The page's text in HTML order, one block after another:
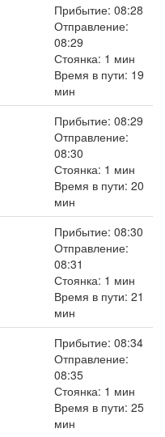
Прибытие: 08:28
Отправление:
08:29
Стоянка: 1 мин
Время в пути: 19
мин
Прибытие: 08:29
Отправление:
08:30
Стоянка: 1 мин
Время в пути: 20
мин
Прибытие: 08:30
Отправление:
08:31
Стоянка: 1 мин
Время в пути: 21
мин
Прибытие: 08:34
Отправление:
08:35
Стоянка: 1 мин
Время в пути: 25
мин